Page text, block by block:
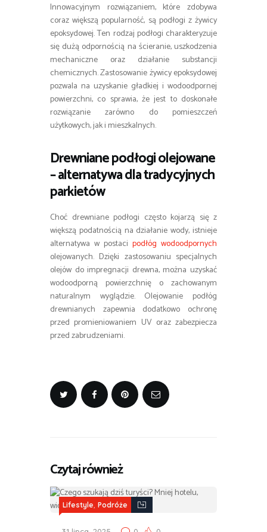
Innowacyjnym rozwiązaniem, które zdobywa
coraz większą popularność, są podłogi z żywicy
epoksydowej. Ten rodzaj podłogi charakteryzuje
się dużą odpornością na ścieranie, uszkodzenia
mechaniczne oraz działanie substancji
chemicznych. Zastosowanie żywicy epoksydowej
pozwala na uzyskanie gładkiej i wodoodpornej
powierzchni, co sprawia, że jest to doskonałe
rozwiązanie zarówno do pomieszczeń
użytkowych, jak i mieszkalnych.
Drewniane podłogi olejowane
– alternatywa dla tradycyjnych
parkietów
Choć drewniane podłogi często kojarzą się z
większą podatnością na działanie wody, istnieje
alternatywa w postaci podłóg wodoodpornych
olejowanych. Dzięki zastosowaniu specjalnych
olejów do impregnacji drewna, można uzyskać
wodoodporną powierzchnię o zachowanym
naturalnym wyglądzie. Olejowanie podłóg
drewnianych zapewnia dodatkowo ochronę
przed promieniowaniem UV oraz zabezpiecza
przed zabrudzeniami.
Czytaj również
Lifestyle Podróże